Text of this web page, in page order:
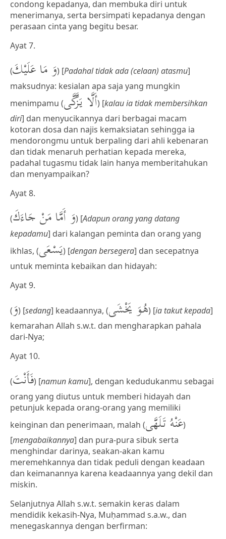
condong kepadanya, dan membuka diri untuk
menerimanya, serta bersimpati kepadanya dengan
perasaan cinta yang begitu besar.
Ayat 7.
(وَ مَا عَلَيْكَ) [Padahal tidak ada (celaan) atasmu]
maksudnya: kesialan apa saja yang mungkin
menimpamu (أَلَّا يَزَّكَّى) [kalau ia tidak membersihkan
diri] dan menyucikannya dari berbagai macam
kotoran dosa dan najis kemaksiatan sehingga ia
mendorongmu untuk berpaling dari ahli kebenaran
dan tidak menaruh perhatian kepada mereka,
padahal tugasmu tidak lain hanya memberitahukan
dan menyampaikan?
Ayat 8.
(وَ أَمَّا مَنْ جَاءَكَ) [Adapun orang yang datang
kepadamu] dari kalangan peminta dan orang yang
ikhlas, (يَسْعَى) [dengan bersegera] dan secepatnya
untuk meminta kebaikan dan hidayah:
Ayat 9.
(وَ) [sedang] keadaannya, (هُوَ يَخْشَى) [ia takut kepada]
kemarahan Allah s.w.t. dan mengharapkan pahala
dari-Nya;
Ayat 10.
(فَأَنْتَ) [namun kamu], dengan kedudukanmu sebagai
orang yang diutus untuk memberi hidayah dan
petunjuk kepada orang-orang yang memiliki
keinginan dan penerimaan, malah (عَنْهُ تَلَهَّى)
[mengabaikannya] dan pura-pura sibuk serta
menghindar darinya, seakan-akan kamu
meremehkannya dan tidak peduli dengan keadaan
dan keimanannya karena keadaannya yang dekil dan
miskin.
Selanjutnya Allah s.w.t. semakin keras dalam
mendidik kekasih-Nya, Muḥammad s.a.w., dan
menegaskannya dengan berfirman: